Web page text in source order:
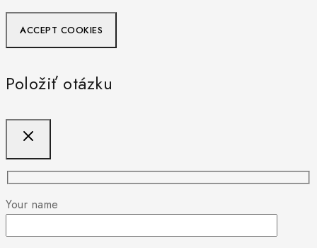
ACCEPT COOKIES
Položiť otázku
Your name